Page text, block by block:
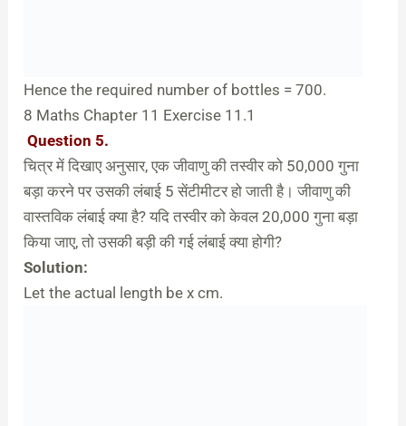
Hence the required number of bottles = 700.
8 Maths Chapter 11 Exercise 11.1
Question 5.
चित्र में दिखाए अनुसार, एक जीवाणु की तस्वीर को 50,000 गुना
बड़ा करने पर उसकी लंबाई 5 सेंटीमीटर हो जाती है। जीवाणु की
वास्तविक लंबाई क्या है? यदि तस्वीर को केवल 20,000 गुना बड़ा
किया जाए, तो उसकी बड़ी की गई लंबाई क्या होगी?
Solution:
Let the actual length be x cm.